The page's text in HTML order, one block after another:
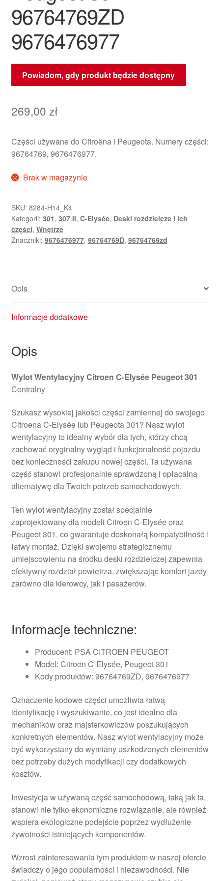
96764769ZD
9676476977
Powiadom, gdy produkt będzie dostępny
269,00 zł
Części używane do Citroëna i Peugeota. Numery części:
96764769, 9676476977.
Brak w magazynie
SKU: 8284-H14_K4
Kategorii: 301, 307 II, C-Elysée, Deski rozdzielcze i ich
części, Wnętrze
Znaczniki: 9676476977, 96764769D, 96764769zd
Opis
Informacje dodatkowe
Opis
Wylot Wentylacyjny Citroen C-Elysée Peugeot 301
Centralny
Szukasz wysokiej jakości części zamiennej do swojego
Citroena C-Elysée lub Peugeota 301? Nasz wylot
wentylacyjny to idealny wybór dla tych, którzy chcą
zachować oryginalny wygląd i funkcjonalność pojazdu
bez konieczności zakupu nowej części. Ta używana
część stanowi profesjonalnie sprawdzoną i opłacalną
alternatywę dla Twoich potrzeb samochodowych.
Ten wylot wentylacyjny został specjalnie
zaprojektowany dla modeli Citroen C-Elysée oraz
Peugeot 301, co gwarantuje doskonałą kompatybilność i
łatwy montaż. Dzięki swojemu strategicznemu
umiejscowieniu na środku deski rozdzielczej zapewnia
efektywny rozdział powietrza, zwiększając komfort jazdy
zarówno dla kierowcy, jak i pasażerów.
Informacje techniczne:
Producent: PSA CITROEN PEUGEOT
Model: Citroen C-Elysée, Peugeot 301
Kody produktów: 96764769ZD, 9676476977
Oznaczenie kodowe części umożliwia łatwą
identyfikację i wyszukiwanie, co jest idealne dla
mechaników oraz majsterkowiczów poszukujących
konkretnych elementów. Nasz wylot wentylacyjny może
być wykorzystany do wymiany uszkodzonych elementów
bez potrzeby dużych modyfikacji czy dodatkowych
kosztów.
Inwestycja w używaną część samochodową, taką jak ta,
stanowi nie tylko ekonomiczne rozwiązanie, ale również
wspiera ekologiczne podejście poprzez wydłużenie
żywotności istniejących komponentów.
Wzrost zainteresowania tym produktem w naszej ofercie
świadczy o jego popularności i niezawodności. Nie